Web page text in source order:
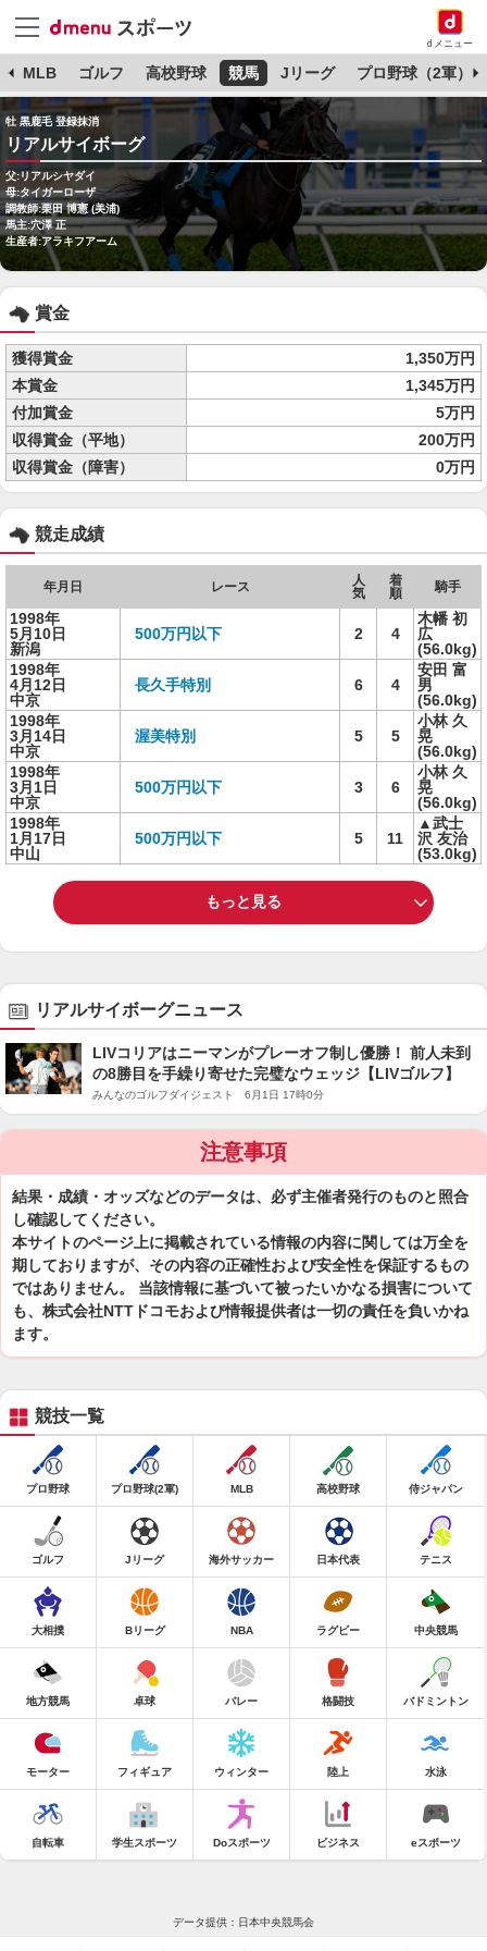
dメニュー
MLB ゴルフ 高校野球 競馬 Jリーグ プロ野球（2軍）
牡 黒鹿毛 登録抹消
リアルサイボーグ
父:リアルシヤダイ
母:タイガーローザ
調教師:栗田 博憲 (美浦)
馬主:穴澤 正
生産者:アラキフアーム
賞金
獲得賞金
1,350万円
本賞金
1,345万円
付加賞金
5万円
収得賞金（平地）
200万円
収得賞金（障害）
0万円
競走成績
年月日 レース
人
気
着
順
騎手
1998年
5月10日
新潟
500万円以下 2 4
木幡 初
広
(56.0kg)
1998年
4月12日
中京
長久手特別 6 4
安田 富
男
(56.0kg)
1998年
3月14日
中京
渥美特別 5 5
小林 久
晃
(56.0kg)
1998年
3月1日
中京
500万円以下 3 6
小林 久
晃
(56.0kg)
1998年
1月17日
中山
500万円以下 5 11
▲武士
沢 友治
(53.0kg)
もっと見る
リアルサイボーグニュース
LIVコリアはニーマンがプレーオフ制し優勝！ 前人未到
の8勝目を手繰り寄せた完璧なウェッジ【LIVゴルフ】
みんなのゴルフダイジェスト 6月1日 17時0分
注意事項
結果・成績・オッズなどのデータは、必ず主催者発行のものと照合
し確認してください。
本サイトのページ上に掲載されている情報の内容に関しては万全を
期しておりますが、その内容の正確性および安全性を保証するもの
ではありません。 当該情報に基づいて被ったいかなる損害について
も、株式会社NTTドコモおよび情報提供者は一切の責任を負いかね
ます。
競技一覧
プロ野球 プロ野球(2軍) MLB 高校野球 侍ジャパン
ゴルフ Jリーグ 海外サッカー 日本代表 テニス
大相撲 Bリーグ NBA ラグビー 中央競馬
地方競馬 卓球 バレー 格闘技 バドミントン
モーター フィギュア ウィンター 陸上 水泳
自転車 学生スポーツ Doスポーツ ビジネス eスポーツ
データ提供：日本中央競馬会